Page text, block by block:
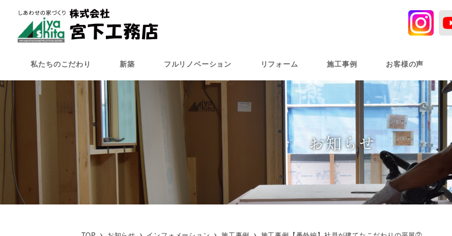
ン
ツ
私たちのこだわり 新築 フルリノベーション リフォーム 施工事例 お客様の声
お知らせ